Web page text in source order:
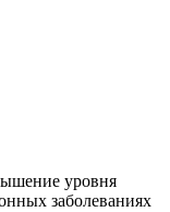
уровня
заболеваниях